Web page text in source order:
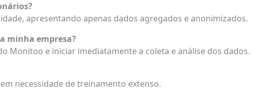
apresentando apenas dados agregados e anonimizados.
minha empresa?
Monitoo e iniciar imediatamente a coleta e análise dos dados.
necessidade de treinamento extenso.